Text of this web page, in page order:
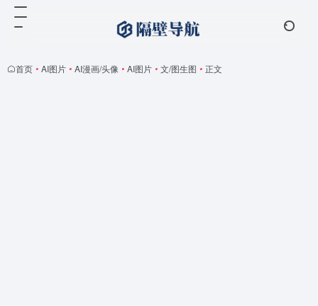
首页 • AI图片 • AI漫画/头像 • AI图片 • 文/图生图 • 正文